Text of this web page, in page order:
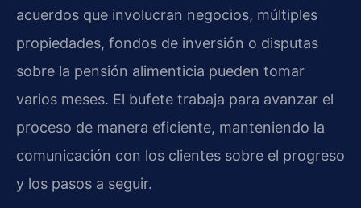
acuerdos que involucran negocios, múltiples
propiedades, fondos de inversión o disputas
sobre la pensión alimenticia pueden tomar
varios meses. El bufete trabaja para avanzar el
proceso de manera eficiente, manteniendo la
comunicación con los clientes sobre el progreso
y los pasos a seguir.